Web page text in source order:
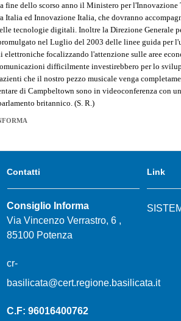
fine dello scorso anno il Ministero per l'Innovazione
Italia ed Innovazione Italia, che dovranno
tecnologie digitali. Inoltre la Direzione Generale
nel Luglio del 2003 delle linee guida per
elettroniche focalizzando l'attenzione sulle aree
difficilmente investirebbero per lo
che il nostro pezzo musicale venga
di Campbeltown sono in videoconferenza con
britannico. (S. R.)
Contatti
Consiglio Informa
Via Vincenzo Verrastro, 6 ,
85100 Potenza
cr-
basilicata@cert.regione.basilicata.it
C.F: 96016400762
Link